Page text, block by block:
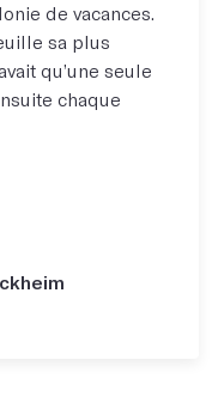
de vacances.
sa plus
qu’une seule
chaque